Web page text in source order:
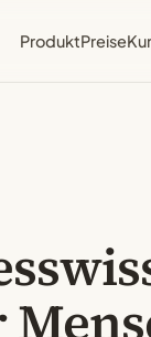
ProduktPreise